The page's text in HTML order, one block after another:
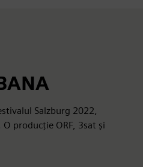
Salzburg 2022,
producție ORF, 3sat și